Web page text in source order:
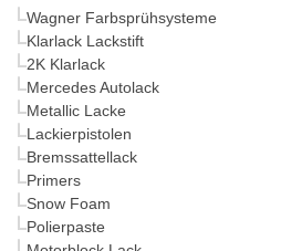
Wagner Farbsprühsysteme
Klarlack Lackstift
2K Klarlack
Mercedes Autolack
Metallic Lacke
Lackierpistolen
Bremssattellack
Primers
Snow Foam
Polierpaste